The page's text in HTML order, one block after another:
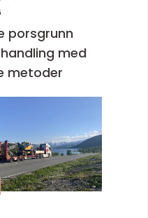
porsgrunn
med
metoder